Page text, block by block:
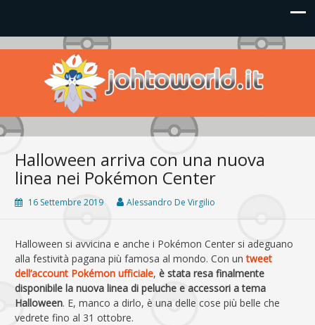
Johto World
Le novità più frizzanti dall'universo Pokémon e Nintendo
Halloween arriva con una nuova
linea nei Pokémon Center
16 Settembre 2019 Alessandro De Virgilio
Halloween si avvicina e anche i Pokémon Center si adeguano
alla festività pagana più famosa al mondo. Con untweet
dell’account Pokémon ufficiale, è stata resa finalmente
disponibile la nuova linea di peluche e accessori a tema
Halloween. E, manco a dirlo, è una delle cose più belle che
vedrete fino al 31 ottobre.